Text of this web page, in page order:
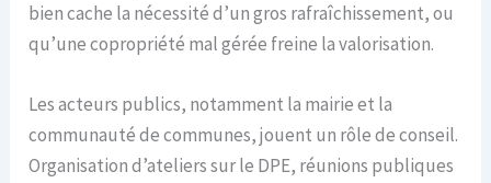
bien cache la nécessité d’un gros rafraîchissement, ou
qu’une copropriété mal gérée freine la valorisation.
Les acteurs publics, notamment la mairie et la
communauté de communes, jouent un rôle de conseil.
Organisation d’ateliers sur le DPE, réunions publiques